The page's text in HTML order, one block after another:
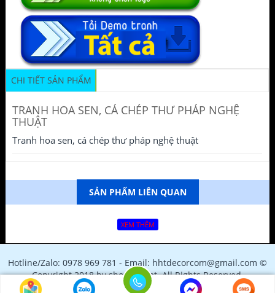
CHI TIẾT SẢN PHẨM
TRANH HOA SEN, CÁ CHÉP THƯ PHÁP NGHỆ
THUẬT
Tranh hoa sen, cá chép thư pháp nghệ thuật
SẢN PHẨM LIÊN QUAN
XEM THÊM
Hotline/Zalo: 0978 969 781 - Email: hhtdecorcom@gmail.com ©
Copyright 2018 by shopfile.net. All Rights Reserved.